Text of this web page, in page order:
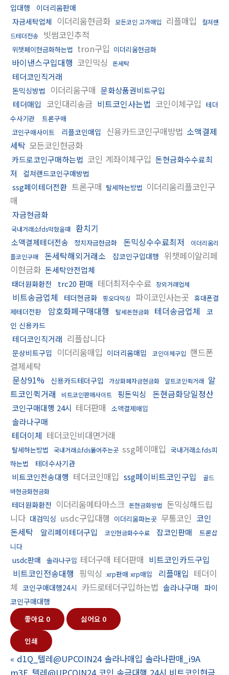
입대행
이더리움판매
자금세탁업체 이더리움현금화 모든코인 고가매입 리플매입
컬쳐랜
드테더전송
빗썸코인추적
위챗페이현금화하는법 tron구입 이더리움현금화
바이낸스구입대행 코인믹싱 돈세탁
테더코인직거래
돈믹싱방법 이더리움구매 문화상품권비트구입
테더매입 코인대리송금 비트코인사는법 코인이체구입 테더
수사기관
트론구매
코인구매사이트
리플코인매입 신용카드코인구매방법 소액결제
세탁 모든코인현금화
카드로코인구매하는법 코인 계좌이체구입 돈현금화수수료최
저
컬쳐랜드코인구매방법
ssg페이테더전환 트론구매 탈세하는방법 이더리움리플코인구
매
자금현금화
국내거래소fds막혔을때 환치기
소액결제테더전송 정치자금현금화 돈믹싱수수료최저
이더리움리
플코인구매
돈세탁해외거래소 잡코인구입대행 위챗페이알리페
이현금화 돈세탁안전업체
태더원화환전 trc20 판매 테더최저수수료 장외거래업체
비트송금업체 테더현금화 핑오다믹싱 파이코인사는곳 휴대폰결
제테더전환
암호화폐구매대행 탈세돈현금화 테더송금업체
코
인 신용카드
테더코인직거래 리플삽니다
문상비트구입 이더리움매입 이더리움매입 코인이체구입 핸드폰
결제세탁
문상91%
신용카드테더구입 가상화폐자금현금화 알트코인퀵거래 알
트코인퀵거래
비트코인판매사이트 핑돈믹싱 돈현금화당일정산
코인구매대행 24시 테더판매 소액결제매입
솔라나구매
테더이체 테더코인비대면거래
탈세하는방법 국내거래소fds뚫어주는곳 ssg페이매입 국내거래소fds피
하는법
테더수사기관
비트코인전송대행 테더코인매입 ssg페이비트코인구입
골드
바현금화현금화
테더원화환전 이더리움메타마스크 돈현금화방법
돈믹싱해드립
니다 대검믹싱 usdc구입대행 이더리움파는곳 무통코인 코인
돈세탁
알리페이테더구입 코인현금화수수료 잡코인판매
트론삽
니다
usdc판매 솔라나구입 테더구매 테더판매 비트코인카드구입
비트코인전송대행 핑믹싱 xrp판매 xrp매입 리플매입 테더이
체 코인구매대행24시 카드로테더구입하는법 솔라나구매 파이
코인구매대행
좋아요 0 싫어요 0
인쇄
« d1Q_텔레@UPCOIN24 솔라나매입 솔라나판매_i9A
m3F_텔레@UPCOIN24 코인 송금대행 24시 비트코인현금